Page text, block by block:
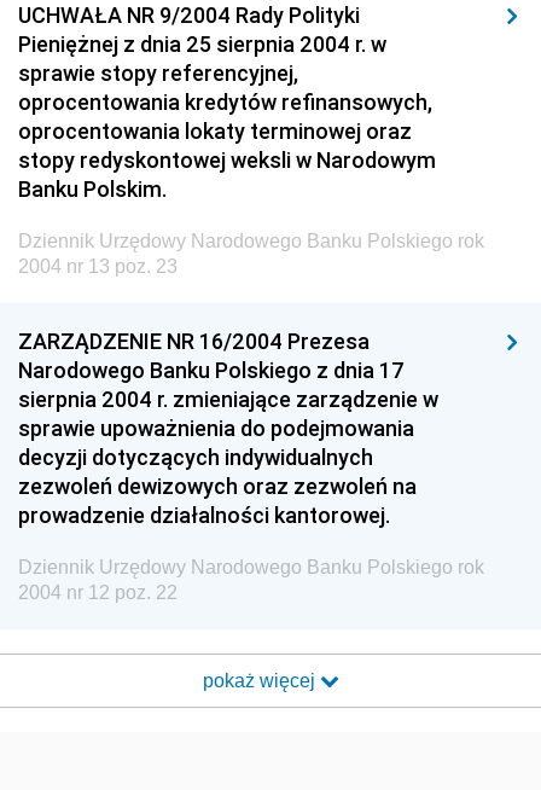
UCHWAŁA NR 9/2004 Rady Polityki
Pieniężnej z dnia 25 sierpnia 2004 r. w
sprawie stopy referencyjnej,
oprocentowania kredytów refinansowych,
oprocentowania lokaty terminowej oraz
stopy redyskontowej weksli w Narodowym
Banku Polskim.
Dziennik Urzędowy Narodowego Banku Polskiego rok
2004 nr 13 poz. 23
ZARZĄDZENIE NR 16/2004 Prezesa
Narodowego Banku Polskiego z dnia 17
sierpnia 2004 r. zmieniające zarządzenie w
sprawie upoważnienia do podejmowania
decyzji dotyczących indywidualnych
zezwoleń dewizowych oraz zezwoleń na
prowadzenie działalności kantorowej.
Dziennik Urzędowy Narodowego Banku Polskiego rok
2004 nr 12 poz. 22
pokaż więcej